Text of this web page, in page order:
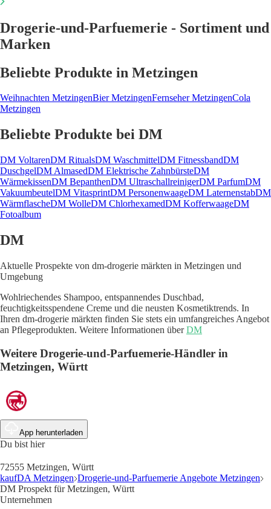
Drogerie-und-Parfuemerie - Sortiment und
Marken
Beliebte Produkte in Metzingen
Weihnachten MetzingenBier MetzingenFernseher MetzingenCola
Metzingen
Beliebte Produkte bei DM
DM VoltarenDM RitualsDM WaschmittelDM FitnessbandDM
DuschgelDM AlmasedDM Elektrische ZahnbürsteDM
WärmekissenDM BepanthenDM UltraschallreinigerDM ParfumDM
VakuumbeutelDM VitasprintDM PersonenwaageDM LaternenstabDM
WärmflascheDM WolleDM ChlorhexamedDM KofferwaageDM
Fotoalbum
DM
Aktuelle Prospekte von dm-drogerie märkten in Metzingen und
Umgebung
Wohlriechendes Shampoo, entspannendes Duschbad,
feuchtigkeitsspendene Creme und die neusten Kosmetiktrends. In
Ihren dm-drogerie märkten finden Sie stets ein umfangreiches Angebot
an Pflegeprodukten. Weitere Informationen überDM
Weitere Drogerie-und-Parfuemerie-Händler in
Metzingen, Württ
App herunterladen
Du bist hier
72555 Metzingen, Württ
kaufDA Metzingen Drogerie-und-Parfuemerie Angebote Metzingen
DM Prospekt für Metzingen, Württ
Unternehmen